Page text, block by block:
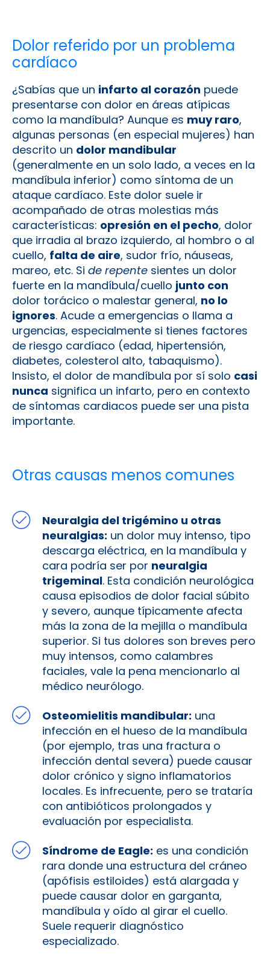
Dolor referido por un problema
cardíaco
¿Sabías que un infarto al corazón puede
presentarse con dolor en áreas atípicas
como la mandíbula? Aunque es muy raro,
algunas personas (en especial mujeres) han
descrito un dolor mandibular
(generalmente en un solo lado, a veces en la
mandíbula inferior) como síntoma de un
ataque cardíaco. Este dolor suele ir
acompañado de otras molestias más
características: opresión en el pecho, dolor
que irradia al brazo izquierdo, al hombro o al
cuello, falta de aire, sudor frío, náuseas,
mareo, etc. Si de repente sientes un dolor
fuerte en la mandíbula/cuello junto con
dolor torácico o malestar general, no lo
ignores. Acude a emergencias o llama a
urgencias, especialmente si tienes factores
de riesgo cardíaco (edad, hipertensión,
diabetes, colesterol alto, tabaquismo).
Insisto, el dolor de mandíbula por sí solo casi
nunca significa un infarto, pero en contexto
de síntomas cardiacos puede ser una pista
importante.
Otras causas menos comunes
Neuralgia del trigémino u otras
neuralgias: un dolor muy intenso, tipo
descarga eléctrica, en la mandíbula y
cara podría ser por neuralgia
trigeminal. Esta condición neurológica
causa episodios de dolor facial súbito
y severo, aunque típicamente afecta
más la zona de la mejilla o mandíbula
superior. Si tus dolores son breves pero
muy intensos, como calambres
faciales, vale la pena mencionarlo al
médico neurólogo.
Osteomielitis mandibular: una
infección en el hueso de la mandíbula
(por ejemplo, tras una fractura o
infección dental severa) puede causar
dolor crónico y signo inflamatorios
locales. Es infrecuente, pero se trataría
con antibióticos prolongados y
evaluación por especialista.
Síndrome de Eagle: es una condición
rara donde una estructura del cráneo
(apófisis estiloides) está alargada y
puede causar dolor en garganta,
mandíbula y oído al girar el cuello.
Suele requerir diagnóstico
especializado.